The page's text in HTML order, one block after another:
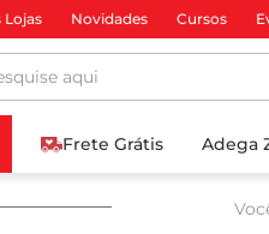
Lojas Novidades Cursos
aqui
Frete Grátis Adega